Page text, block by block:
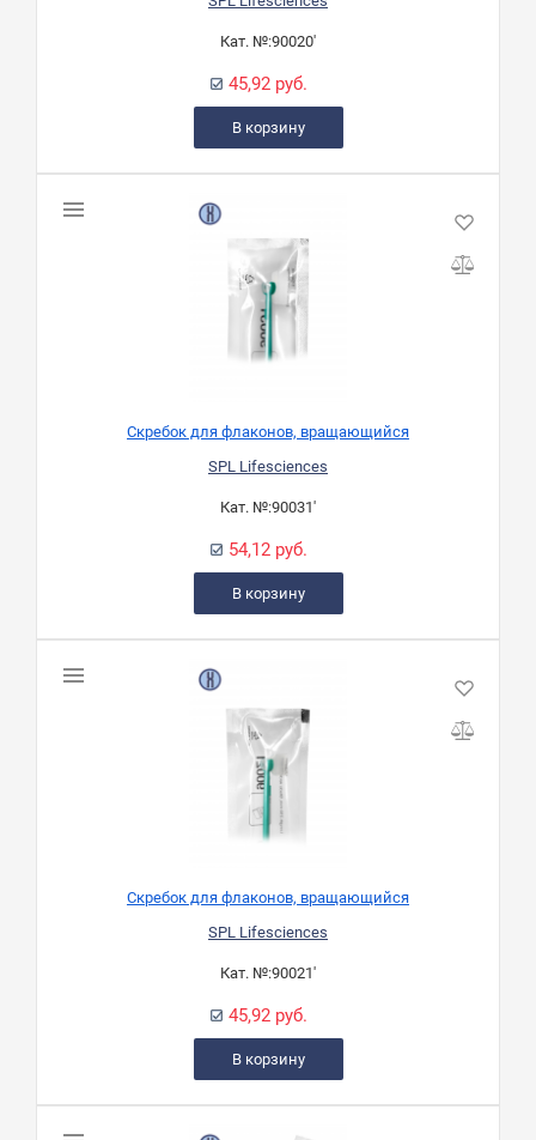
Кат. №:90020'
45,92 руб.
В корзину
Скребок для флаконов, вращающийся
SPL Lifesciences
Кат. №:90031'
54,12 руб.
В корзину
Скребок для флаконов, вращающийся
SPL Lifesciences
Кат. №:90021'
45,92 руб.
В корзину